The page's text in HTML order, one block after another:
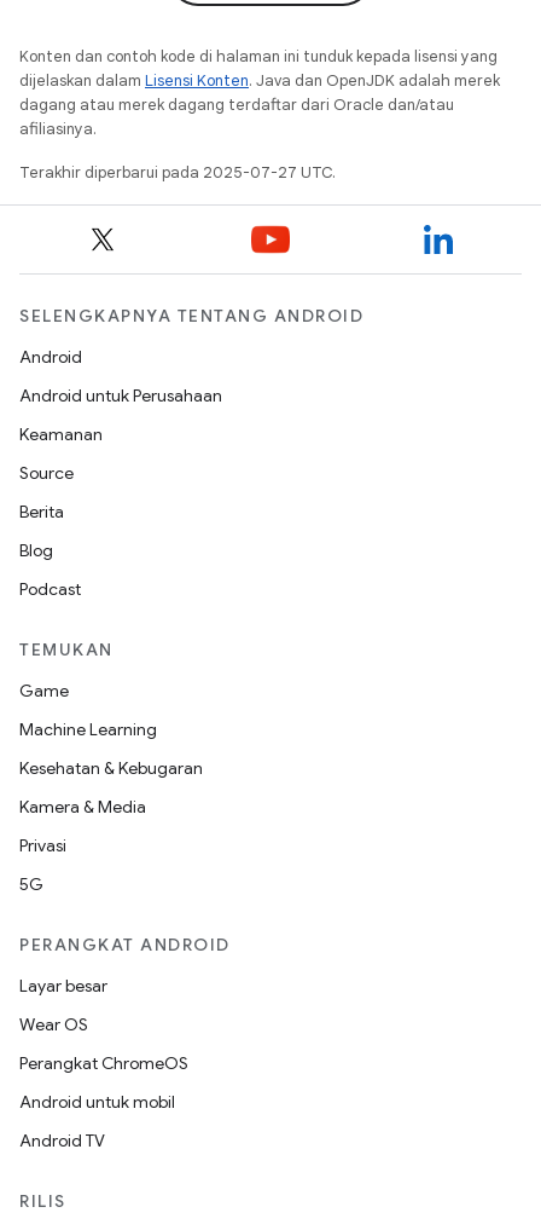
Konten dan contoh kode di halaman ini tunduk kepada lisensi yang
dijelaskan dalam Lisensi Konten. Java dan OpenJDK adalah merek
dagang atau merek dagang terdaftar dari Oracle dan/atau
afiliasinya.
Terakhir diperbarui pada 2025-07-27 UTC.
SELENGKAPNYA TENTANG ANDROID
Android
Android untuk Perusahaan
Keamanan
Source
Berita
Blog
Podcast
TEMUKAN
Game
Machine Learning
Kesehatan & Kebugaran
Kamera & Media
Privasi
5G
PERANGKAT ANDROID
Layar besar
Wear OS
Perangkat ChromeOS
Android untuk mobil
Android TV
RILIS